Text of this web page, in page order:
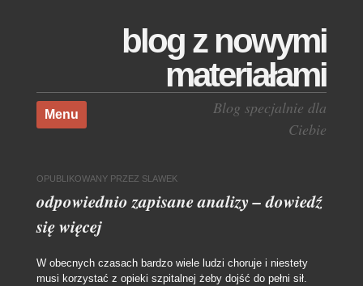
blog z nowymi
materiałami
Blog specjalnie dla
Ciebie
Menu
Skocz do treści
OPUBLIKOWANY PRZEZ SLAWEK
odpowiednio zapisane analizy – dowiedź
się więcej
W obecnych czasach bardzo wiele ludzi choruje i niestety
musi korzystać z opieki szpitalnej żeby dojść do pełni sił.